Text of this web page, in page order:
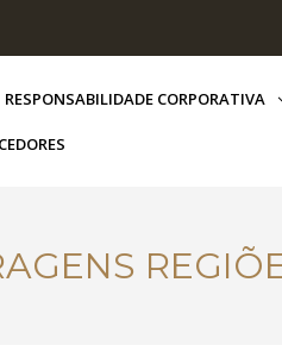
RESPONSABILIDADE CORPORATIVA